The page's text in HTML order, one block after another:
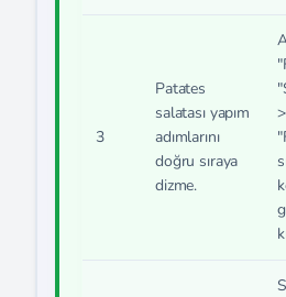
3
Patates
salatası yapım
adımlarını
doğru sıraya
dizme.